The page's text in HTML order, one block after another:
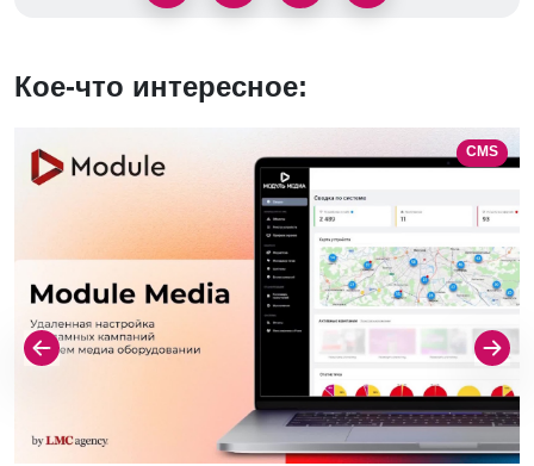
Кое-что интересное:
CMS